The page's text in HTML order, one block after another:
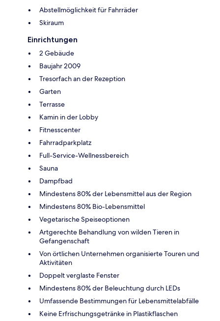
Abstellmöglichkeit für Fahrräder
Skiraum
Einrichtungen
2 Gebäude
Baujahr 2009
Tresorfach an der Rezeption
Garten
Terrasse
Kamin in der Lobby
Fitnesscenter
Fahrradparkplatz
Full-Service-Wellnessbereich
Sauna
Dampfbad
Mindestens 80% der Lebensmittel aus der Region
Mindestens 80% Bio-Lebensmittel
Vegetarische Speiseoptionen
Artgerechte Behandlung von wilden Tieren in
Gefangenschaft
Von örtlichen Unternehmen organisierte Touren und
Aktivitäten
Doppelt verglaste Fenster
Mindestens 80% der Beleuchtung durch LEDs
Umfassende Bestimmungen für Lebensmittelabfälle
Keine Erfrischungsgetränke in Plastikflaschen